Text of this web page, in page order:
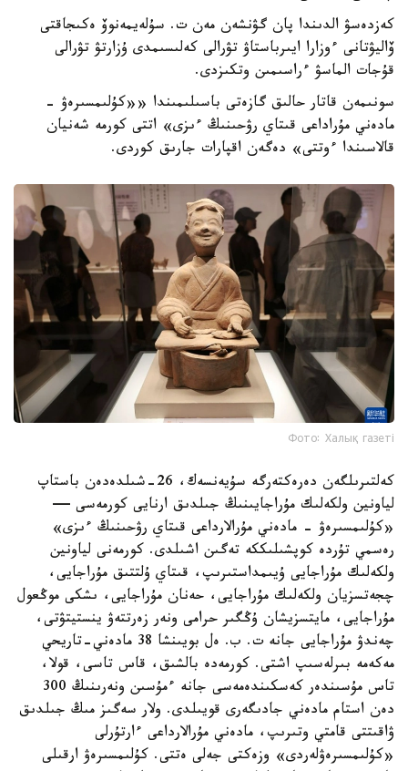
كەزدەسۋ الدىندا پان گۋنشەن مەن ت. سۇلەيمەنوۆ ەكىجاقتى
ۆاليۋتانى ءوزارا ايىرباستاۋ تۋرالى كەلىسىمدى ۇزارتۋ تۋرالى
قۇجات الماسۋ ءراسىمىن وتكىزدى.
سونىمەن قاتار حالىق گازەتى باسىلىمىندا ««كۇلىمسىرەۋ -
مادەني مۇراداعى قىتاي رۋحىنىڭ ءىزى» اتتى كورمە شەنيان
قالاسىندا ءوتتى» دەگەن اقپارات جارىق كوردى.
Фото: Халық газеті
كەلتىرىلگەن دەرەكتەرگە سۇيەنسەك، 26-شىلدەدەن باستاپ
لياونين ولكەلىك مۇراجايىنىڭ جىلدىق ارنايى كورمەسى —
«كۇلىمسىرەۋ - مادەني مۇرالارداعى قىتاي رۋحىنىڭ ءىزى»
رەسمي تۇردە كوپشىلىككە تەگىن اشىلدى. كورمەنى لياونين
ولكەلىك مۇراجايى ۇيىمداستىرىپ، قىتاي ۇلتتىق مۇراجايى،
چجەتسزيان ولكەلىك مۇراجايى، حەنان مۇراجايى، ىشكى موڭعول
مۇراجايى، مايتسزيشان ۇڭگىر حرامى ونەر زەرتتەۋ ينستيتۋتى،
چەندۋ مۇراجايى جانە ت. ب. ەل بويىنشا 38 مادەني-تاريحي
مەكەمە بىرلەسىپ اشتى. كورمەدە بالشىق، قاس تاسى، قولا،
تاس مۇسىندەر كەسكىندەمەسى جانە ءمۇسىن ونەرىنىڭ 300
دەن استام مادەني جادىگەرى قويىلدى. ولار سەگىز مىڭ جىلدىق
ۋاقىتتى قامتي وتىرىپ، مادەني مۇرالارداعى ءارتۇرلى
«كۇلىمسىرەۋلەردى» وزەكتى جەلى ەتتى. كۇلىمسىرەۋ ارقىلى